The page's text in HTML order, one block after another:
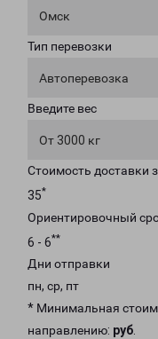
Омск
Тип перевозки
Автоперевозка
Введите вес
От 3000 кг
Стоимость доставки
35*
Ориентировочный
6 - 6**
Дни отправки
пн, ср, пт
* Минимальная
направлению: руб.